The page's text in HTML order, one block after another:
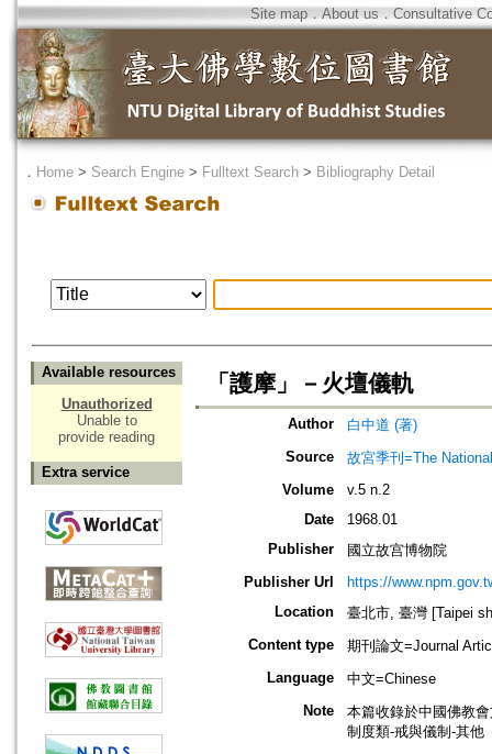
Site map．About us ． Consultative
． Home > Search Engine > Fulltext Search > Bibliography Detail
Available resources
Unauthorized
Unable to
provide reading
Extra service
「護摩」－火壇儀軌
Author
白中道 (著)
Source
故宮季刊=The
Volume
v.5 n.2
Date
1968.01
Publisher
國立故宫博物院
Publisher Url
https://
Location
臺北市, 臺灣 [Taipei
Content type
期刊論文=Journal
Language
中文=Chinese
Note
本篇收錄於中國佛教
制度類-戒與儀制-其他